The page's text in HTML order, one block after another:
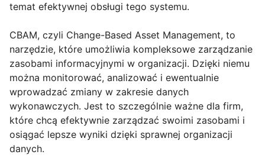
temat efektywnej obsługi tego systemu.
CBAM, czyli Change-Based Asset Management, to
narzędzie, które umożliwia kompleksowe zarządzanie
zasobami informacyjnymi w organizacji. Dzięki niemu
można monitorować, analizować i ewentualnie
wprowadzać zmiany w zakresie danych
wykonawczych. Jest to szczególnie ważne dla firm,
które chcą efektywnie zarządzać swoimi zasobami i
osiągać lepsze wyniki dzięki sprawnej organizacji
danych.